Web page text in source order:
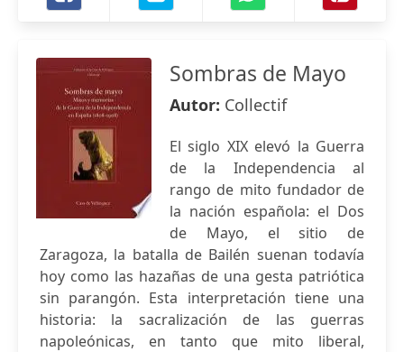
Sombras de Mayo
Autor: Collectif
El siglo XIX elevó la Guerra
de la Independencia al
rango de mito fundador de
la nación española: el Dos
de Mayo, el sitio de
Zaragoza, la batalla de Bailén suenan todavía
hoy como las hazañas de una gesta patriótica
sin parangón. Esta interpretación tiene una
historia: la sacralización de las guerras
napoleónicas, en tanto que mito liberal,